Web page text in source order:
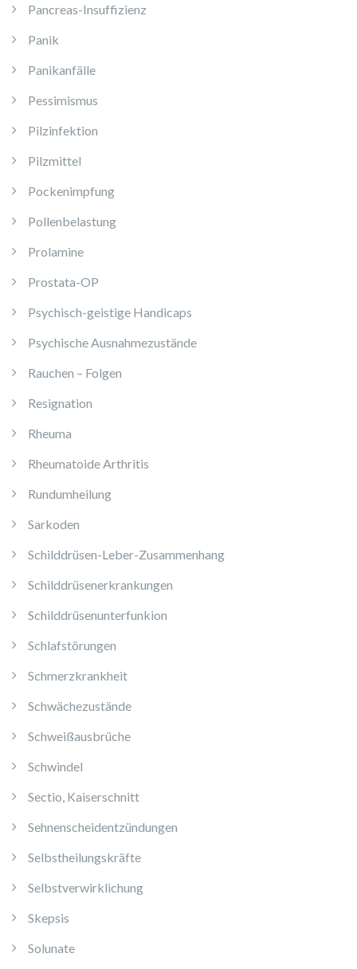
Pancreas-Insuffizienz
Panik
Panikanfälle
Pessimismus
Pilzinfektion
Pilzmittel
Pockenimpfung
Pollenbelastung
Prolamine
Prostata-OP
Psychisch-geistige Handicaps
Psychische Ausnahmezustände
Rauchen – Folgen
Resignation
Rheuma
Rheumatoide Arthritis
Rundumheilung
Sarkoden
Schilddrüsen-Leber-Zusammenhang
Schilddrüsenerkrankungen
Schilddrüsenunterfunkion
Schlafstörungen
Schmerzkrankheit
Schwächezustände
Schweißausbrüche
Schwindel
Sectio, Kaiserschnitt
Sehnenscheidentzündungen
Selbstheilungskräfte
Selbstverwirklichung
Skepsis
Solunate